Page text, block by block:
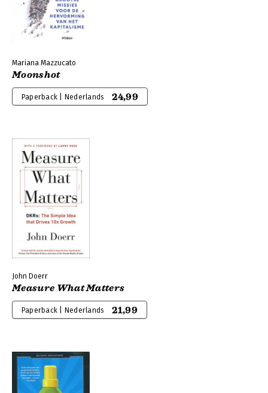
Mariana Mazzucato
Moonshot
Paperback | Nederlands 24,99
John Doerr
Measure What Matters
Paperback | Nederlands 21,99